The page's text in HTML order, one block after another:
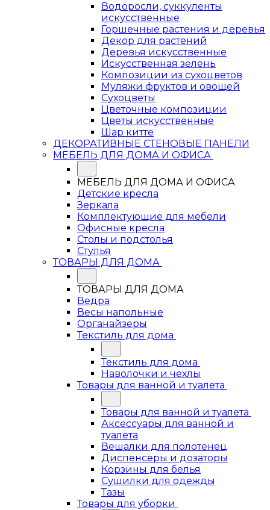
Водоросли, суккуленты
искусственные
Горшечные растения и деревья
Декор для растений
Деревья искусственные
Искусственная зелень
Композиции из сухоцветов
Муляжи фруктов и овощей
Сухоцветы
Цветочные композиции
Цветы искусственные
Шар китте
ДЕКОРАТИВНЫЕ СТЕНОВЫЕ ПАНЕЛИ
МЕБЕЛЬ ДЛЯ ДОМА И ОФИСА
МЕБЕЛЬ ДЛЯ ДОМА И ОФИСА
Детские кресла
Зеркала
Комплектующие для мебели
Офисные кресла
Столы и подстолья
Стулья
ТОВАРЫ ДЛЯ ДОМА
ТОВАРЫ ДЛЯ ДОМА
Ведра
Весы напольные
Органайзеры
Текстиль для дома
Текстиль для дома
Наволочки и чехлы
Товары для ванной и туалета
Товары для ванной и туалета
Аксессуары для ванной и
туалета
Вешалки для полотенец
Диспенсеры и дозаторы
Корзины для белья
Сушилки для одежды
Тазы
Товары для уборки